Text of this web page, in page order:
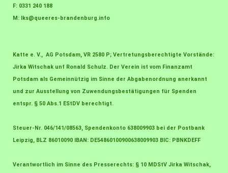
F: 0331 240 188
M:
lks@queeres-brandenburg.info
Katte e. V., AG Potsdam, VR 2580 P; Vertretungsberechtigte Vorstände:
Jirka Witschak unf Ronald Schulz. Der Verein ist vom Finanzamt
Potsdam als Gemeinnützig im Sinne der Abgabenordnung anerkannt
und zur Ausstellung von Zuwendungsbestätigungen für Spenden
entspr. § 50 Abs.1 EStDV berechtigt.
Steuer-Nr. 046/141/08563, Spendenkonto 638009903 bei der Postbank
Leipzig, BLZ 86010090 IBAN: DE54860100900638009903 BIC: PBNKDEFF
Verantwortlich im Sinne des Presserechts: § 10 MDStV Jirka Witschak,